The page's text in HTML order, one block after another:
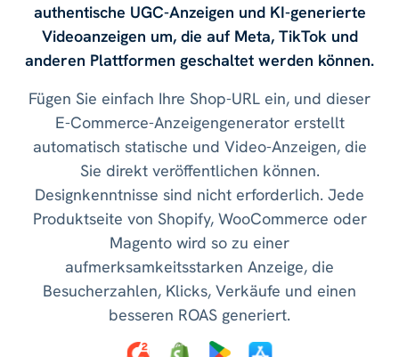
authentische UGC-Anzeigen und KI-generierte
Videoanzeigen um, die auf Meta, TikTok und
anderen Plattformen geschaltet werden können.
Fügen Sie einfach Ihre Shop-URL ein, und dieser
E-Commerce-Anzeigengenerator erstellt
automatisch statische und Video-Anzeigen, die
Sie direkt veröffentlichen können.
Designkenntnisse sind nicht erforderlich. Jede
Produktseite von Shopify, WooCommerce oder
Magento wird so zu einer
aufmerksamkeitsstarken Anzeige, die
Besucherzahlen, Klicks, Verkäufe und einen
besseren ROAS generiert.